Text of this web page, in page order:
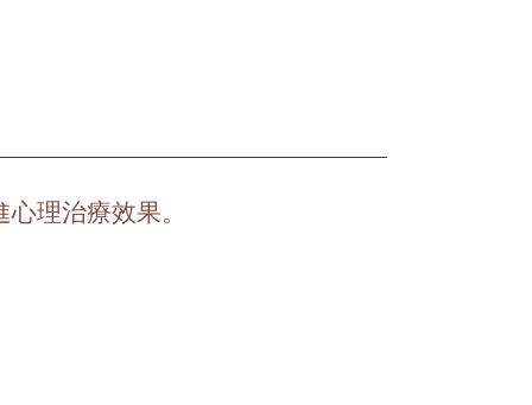
理治療效果。